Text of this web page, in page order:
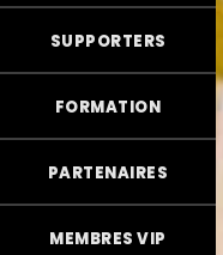
SUPPORTERS
FORMATION
PARTENAIRES
MEMBRES VIP